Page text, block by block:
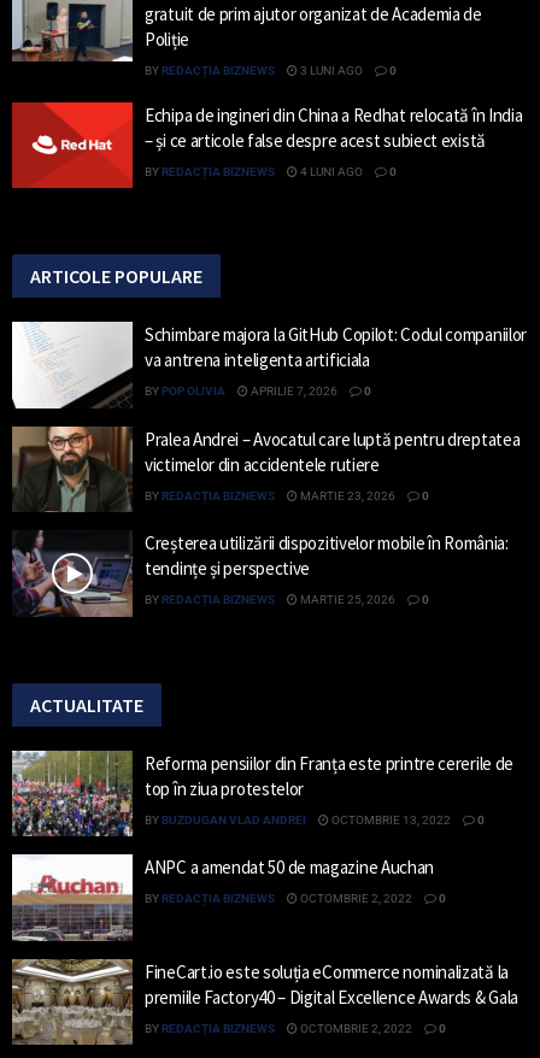
gratuit de prim ajutor organizat de Academia de
Poliție
BYREDACȚIA BIZNEWS 3 LUNI AGO 0
Echipa de ingineri din China a Redhat relocată în India
– și ce articole false despre acest subiect există
BYREDACȚIA BIZNEWS 4 LUNI AGO 0
ARTICOLE POPULARE
Schimbare majora la GitHub Copilot: Codul companiilor
va antrena inteligenta artificiala
BYPOP OLIVIA APRILIE 7, 2026 0
Pralea Andrei – Avocatul care luptă pentru dreptatea
victimelor din accidentele rutiere
BYREDACȚIA BIZNEWS MARTIE 23, 2026 0
Creșterea utilizării dispozitivelor mobile în România:
tendințe și perspective
BYREDACȚIA BIZNEWS MARTIE 25, 2026 0
ACTUALITATE
Reforma pensiilor din Franța este printre cererile de
top în ziua protestelor
BYBUZDUGAN VLAD ANDREI OCTOMBRIE 13, 2022 0
ANPC a amendat 50 de magazine Auchan
BYREDACȚIA BIZNEWS OCTOMBRIE 2, 2022 0
FineCart.io este soluția eCommerce nominalizată la
premiile Factory40 – Digital Excellence Awards & Gala
BYREDACȚIA BIZNEWS OCTOMBRIE 2, 2022 0